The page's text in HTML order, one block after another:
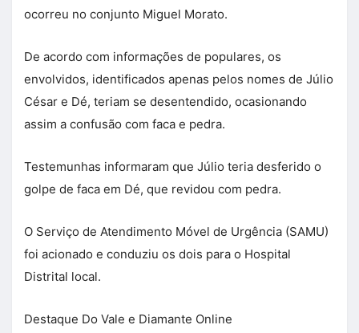
ocorreu no conjunto Miguel Morato.
De acordo com informações de populares, os
envolvidos, identificados apenas pelos nomes de Júlio
César e Dé, teriam se desentendido, ocasionando
assim a confusão com faca e pedra.
Testemunhas informaram que Júlio teria desferido o
golpe de faca em Dé, que revidou com pedra.
O Serviço de Atendimento Móvel de Urgência (SAMU)
foi acionado e conduziu os dois para o Hospital
Distrital local.
Destaque Do Vale e Diamante Online